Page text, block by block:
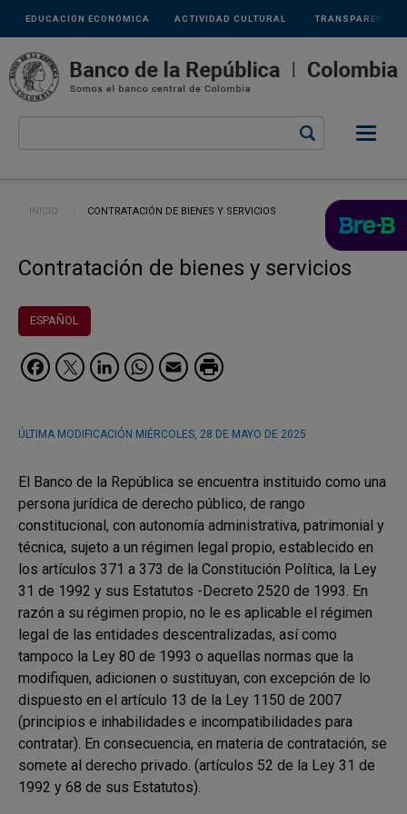
Pasar al contenido principal
Links
secundarios
ACTIVIDAD CULTURAL
EDUCACIÓN ECONÓMICA TRANSPARENCIA
Ruta de navegación
INICIO CURRENT:
CONTRATACIÓN DE BIENES Y SERVICIOS
Contratación de bienes y servicios
ESPAÑOL
Facebook
Twitter
LinkedIn
WhatsApp
Email
ÚLTIMA MODIFICACIÓN MIÉRCOLES, 28 DE MAYO DE 2025
El Banco de la República se encuentra instituido como una
persona jurídica de derecho público, de rango
constitucional, con autonomía administrativa, patrimonial y
técnica, sujeto a un régimen legal propio, establecido en
los artículos 371 a 373 de la Constitución Política, la Ley
31 de 1992 y sus Estatutos -Decreto 2520 de 1993. En
razón a su régimen propio, no le es aplicable el régimen
legal de las entidades descentralizadas, así como
tampoco la Ley 80 de 1993 o aquellas normas que la
modifiquen, adicionen o sustituyan, con excepción de lo
dispuesto en el artículo 13 de la Ley 1150 de 2007
(principios e inhabilidades e incompatibilidades para
contratar). En consecuencia, en materia de contratación, se
somete al derecho privado. (artículos 52 de la Ley 31 de
1992 y 68 de sus Estatutos).